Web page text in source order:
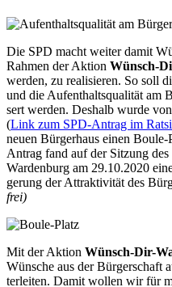
Die SPD macht wei­ter damit
Rah­men der Akti­on Wünsch-
wer­den, zu rea­li­sie­ren. So soll
und die Auf­ent­halts­qua­li­tät am
sert wer­den. Des­halb wur­de
(Link zum SPD-Antrag im
neu­en Bür­ger­haus einen
Antrag fand auf der Sit­zung des
War­den­burg am 29.10.2020
ge­rung der Attrak­ti­vi­tät des
frei)
Mit der Akti­on Wünsch-Dir-
Wün­sche aus der Bür­ger­schaft
ter­lei­ten. Damit wol­len wir für